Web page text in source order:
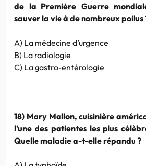
de la Première Guerre
sauver la vie à de nombreux poilus
A) La médecine d’urgence
B) La radiologie
C) La gastro-entérologie
18) Mary Mallon, cuisinière
l’une des patientes les plus
Quelle maladie a-t-elle répandu ?